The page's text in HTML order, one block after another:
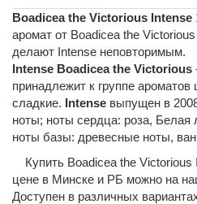
Boadicea the Victorious Intense
аромат от Boadicea the
делают Intense неповторимым.
Intense Boadicea the Victorious
принадлежит к группе
сладкие. Intense выпущен в
ноты; ноты сердца: роза,
ноты базы: древесные ноты,
Купить Boadicea the Victorious
цене в Минске и РБ можно на
Доступен в различных